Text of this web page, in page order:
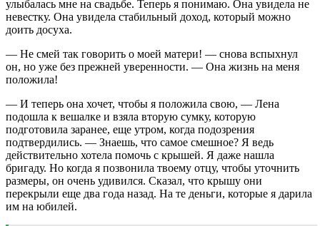
улыбалась мне на свадьбе. Теперь я понимаю. Она увидела не
невестку. Она увидела стабильный доход, который можно
доить досуха.
— Не смей так говорить о моей матери! — снова вспыхнул
он, но уже без прежней уверенности. — Она жизнь на меня
положила!
— И теперь она хочет, чтобы я положила свою, — Лена
подошла к вешалке и взяла вторую сумку, которую
подготовила заранее, еще утром, когда подозрения
подтвердились. — Знаешь, что самое смешное? Я ведь
действительно хотела помочь с крышей. Я даже нашла
бригаду. Но когда я позвонила твоему отцу, чтобы уточнить
размеры, он очень удивился. Сказал, что крышу они
перекрыли еще два года назад. На те деньги, которые я дарила
им на юбилей.